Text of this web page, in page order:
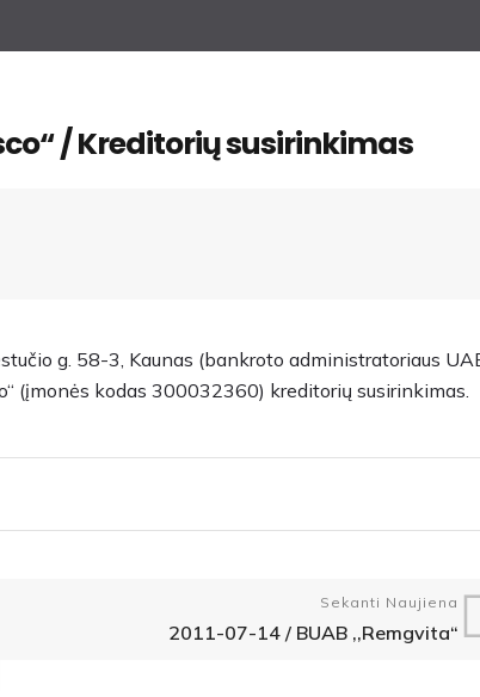
/ Kreditorių susirinkimas
g. 58-3, Kaunas (bankroto administratoriaus
(įmonės kodas 300032360) kreditorių susirinkimas.
Sekanti Naujiena
2011-07-14 / BUAB ,,Remgvita“